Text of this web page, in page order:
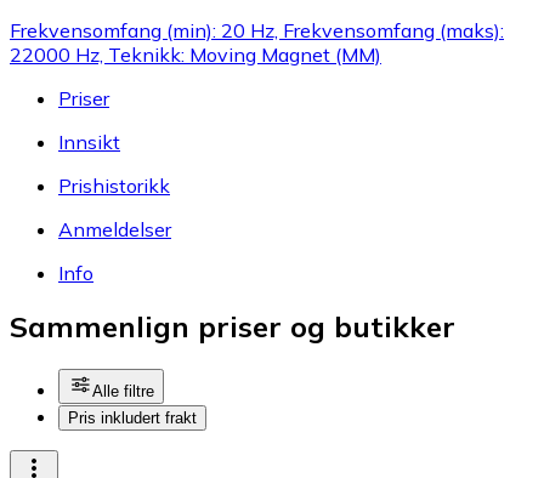
Frekvensomfang (min): 20 Hz, Frekvensomfang (maks):
22000 Hz, Teknikk: Moving Magnet (MM)
Priser
Innsikt
Prishistorikk
Anmeldelser
Info
Sammenlign priser og butikker
Alle filtre
Pris inkludert frakt